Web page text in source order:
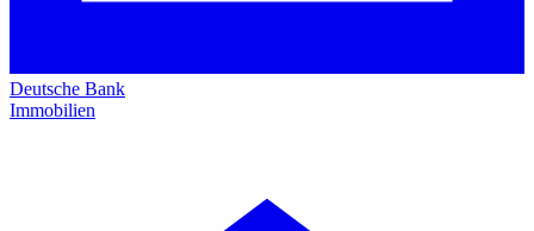
Deutsche Bank
Immobilien